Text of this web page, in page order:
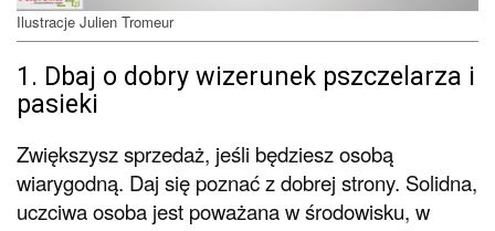
Ilustracje Julien Tromeur
1. Dbaj o dobry wizerunek pszczelarza i
pasieki
Zwiększysz sprzedaż, jeśli będziesz osobą
wiarygodną. Daj się poznać z dobrej strony. Solidna,
uczciwa osoba jest poważana w środowisku, w